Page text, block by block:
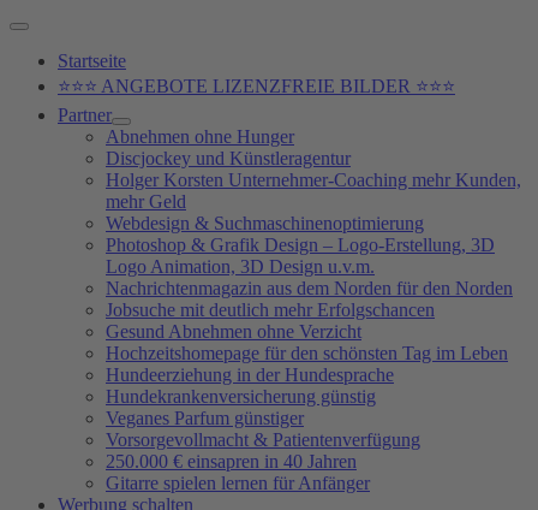
Zum
springen
Above
HeaderStartseite
⭐⭐⭐ ANGEBOTE LIZENZFREIE BILDER ⭐⭐⭐
Partner
Abnehmen ohne Hunger
Discjockey und Künstleragentur
Holger Korsten Unternehmer-Coaching mehr Kunden,
mehr Geld
Webdesign & Suchmaschinenoptimierung
Photoshop & Grafik Design – Logo-Erstellung, 3D
Logo Animation, 3D Design u.v.m.
Nachrichtenmagazin aus dem Norden für den Norden
Jobsuche mit deutlich mehr Erfolgschancen
Gesund Abnehmen ohne Verzicht
Hochzeitshomepage für den schönsten Tag im Leben
Hundeerziehung in der Hundesprache
Hundekrankenversicherung günstig
Veganes Parfum günstiger
Vorsorgevollmacht & Patientenverfügung
250.000 € einsapren in 40 Jahren
Gitarre spielen lernen für Anfänger
Werbung schalten